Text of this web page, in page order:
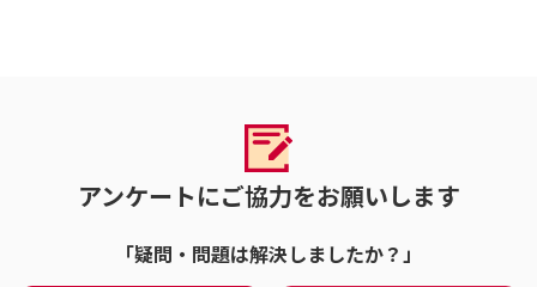
アンケートにご協力をお願いします
「疑問・問題は解決しましたか？」